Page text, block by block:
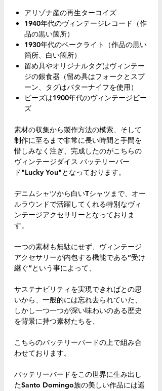
アリゾナ産の再生ターコイズ
1940年代のヴィンテージレコード（作
品の黒い箇所）
1930年代のベークライト（作品の黒い
箇所、白い箇所）
留め具やオリジナルタグはヴィンテー
ジの銀食器（留め具はフォークとスプ
ーン、タグはバターナイフを使用）
ビーズは1900年代のヴィンテージビー
ズ
素材の収集から製作方法の模索、そして
制作に至るまで非常に長い時間と手間を
惜しみなく注ぎ、完成したのがこちらの
ヴィンテージダイス バッテリーバー
ド"Lucky You"となっております。
デニムシャツから白いTシャツまで、オー
ルラウンドで活躍してくれる特別なヴィ
ンテージアクセサリーとなっておりま
す。
一つの素材も無駄にせず、ヴィンテージ
アクセサリーが内包する機能である”受け
継ぐ”という事によって、
サステナビリティを実現できればとの思
いから、一般的には忘れ去られていた、
しかし一つ一つが深い味わいのある歴史
を背景に持つ素材たちを、
こちらのバッテリーバードの上で組み合
わせております。
バッテリーバードをこの世界に生み出し
たSanto Domingo族の美しい作品には遥